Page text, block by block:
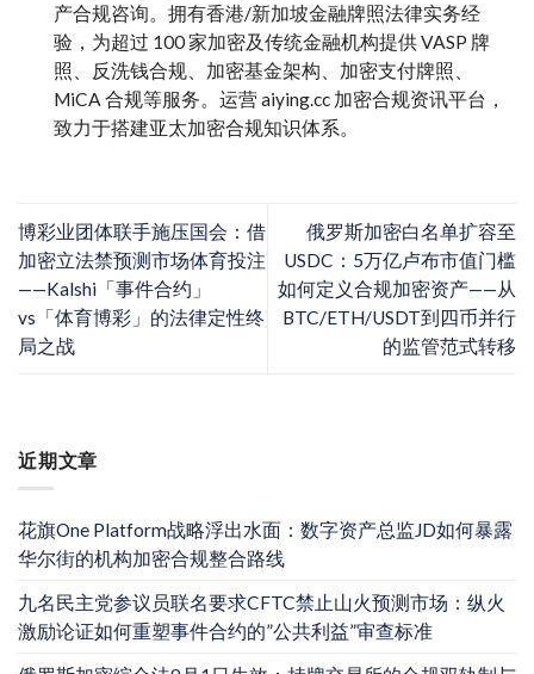
近期文章
花旗One Platform战略浮出水面：数字资产总监JD如何暴露
华尔街的机构加密合规整合路线
九名民主党参议员联名要求CFTC禁止山火预测市场：纵火
激励论证如何重塑事件合约的”公共利益”审查标准
产合规咨询。拥有香港/新加坡金融牌照法律实务经
验，为超过 100 家加密及传统金融机构提供 VASP 牌
照、反洗钱合规、加密基金架构、加密支付牌照、
MiCA 合规等服务。运营 aiying.cc 加密合规资讯平台，
致力于搭建亚太加密合规知识体系。
博彩业团体联手施压国会：借
加密立法禁预测市场体育投注
——Kalshi「事件合约」
vs「体育博彩」的法律定性终
局之战
俄罗斯加密白名单扩容至
USDC：5万亿卢布市值门槛
如何定义合规加密资产——从
BTC/ETH/USDT到四币并行
的监管范式转移